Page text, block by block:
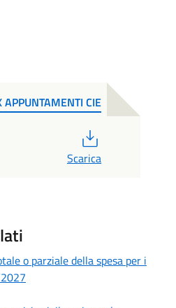
APPUNTAMENTI CIE
Scarica
o parziale della spesa per i